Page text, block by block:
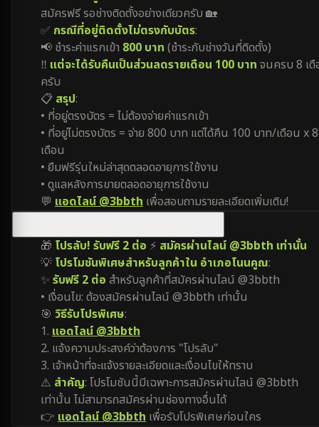
สมัครฟรี รอช่างติดตั้งอย่างเดียวครับ 🏡
✅ กรณีที่อยู่ติดตั้งไม่ตรงกับบัตร:
📢 ชำระค่าแรกเข้า 800 บาท (ชำระกับช่างวันที่ติดตั้ง)
‼️ แต่จะได้รับคืนเป็นส่วนลดรายเดือน 100 บาท จนครบ 8 เ
ครับ
📋 สรุป:
• ที่อยู่ตรงบัตร = ไม่ต้องจ่ายค่าแรกเข้า
• ที่อยู่ไม่ตรงบัตร = จ่าย 800 บาท แต่ได้คืน 100 บาท/เดือน x 8
เดือน
• ยืมฟรีรุ่นใหม่ล่าสุดตลอดอายุการใช้งาน
• ดูแลหลังการขายตลอดอายุการใช้งาน
💬 แอดไลน์ @3bbth เพื่อสอบถามรายละเอียดเพิ่มเติม!
🎁 โปรลับ! รับฟรี 2 ต่อ ⚡ สมัครผ่านไลน์ @3bbth เท่านั้น
💡 โปรโมชันพิเศษสำหรับลูกค้าใน อำเภอโนนคูณ:
✨ รับฟรี 2 ต่อ สำหรับลูกค้าที่สมัครผ่านไลน์ @3bbth
• เงื่อนไข: ต้องสมัครผ่านไลน์ @3bbth เท่านั้น
🎯 วิธีรับโปรพิเศษ:
1. แอดไลน์ @3bbth
2. แจ้งความประสงค์ว่าต้องการ "โปรลับ"
3. เจ้าหน้าที่จะแจ้งรายละเอียดและเงื่อนไขให้ทราบ
⚠️ สำคัญ: โปรโมชันนี้มีเฉพาะการสมัครผ่านไลน์ @3bbth
เท่านั้น ไม่สามารถสมัครผ่านช่องทางอื่นได้
👉 แอดไลน์ @3bbth เพื่อรับโปรพิเศษก่อนใคร